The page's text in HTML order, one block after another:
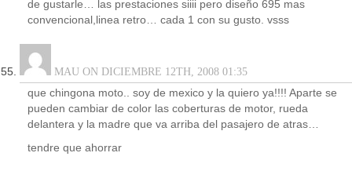
de gustarle… las prestaciones siiii pero diseño 695 mas
convencional,linea retro… cada 1 con su gusto. vsss
MAU ON DICIEMBRE 12TH, 2008 01:35
que chingona moto.. soy de mexico y la quiero ya!!!! Aparte se
pueden cambiar de color las coberturas de motor, rueda
delantera y la madre que va arriba del pasajero de atras…
tendre que ahorrar